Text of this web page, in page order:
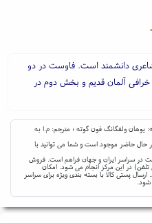
دانشمند است. فاوست در دو
آلمان قدیم و بخش دوم در
یوهان ولفگانگ فون گوته ؛ مترجم: م.ا به
حال حاضر موجود است و شما می توانید با
در سراسر ایران و جهان فراهم است. فروش
در این مرکز انجام می شود. امکان
پستی کالا با بسته بندی ویژه برای سراسر
شود.